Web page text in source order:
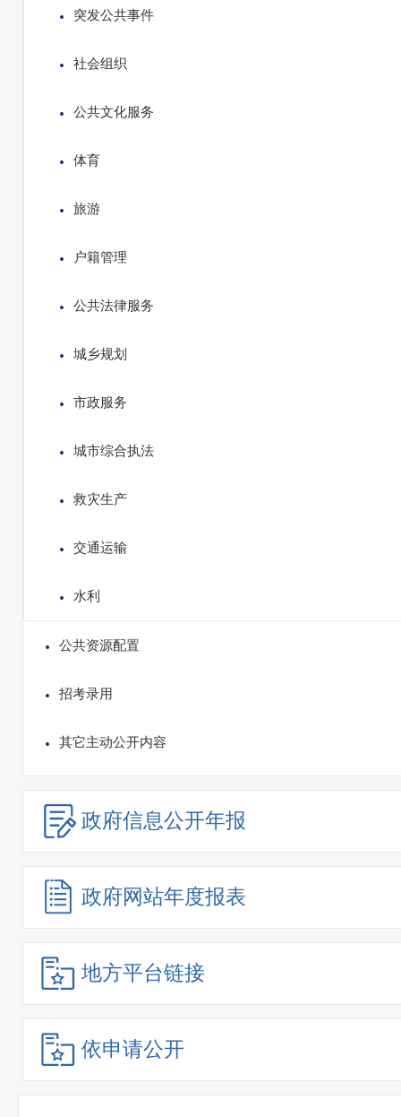
突发公共事件
社会组织
公共文化服务
体育
旅游
户籍管理
公共法律服务
城乡规划
市政服务
城市综合执法
救灾生产
交通运输
水利
公共资源配置
招考录用
其它主动公开内容
政府信息公开年报
政府网站年度报表
地方平台链接
依申请公开